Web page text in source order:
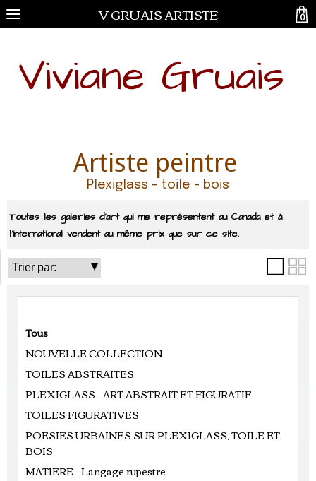
V GRUAIS ARTISTE
Viviane Gruais
Artiste peintre
Plexiglass - toile - bois
Toutes les galeries d'art qui me représentent au Canada et à
l'international vendent au même prix que sur ce site.
Tous
NOUVELLE COLLECTION
TOILES ABSTRAITES
PLEXIGLASS - ART ABSTRAIT ET FIGURATIF
TOILES FIGURATIVES
POESIES URBAINES SUR PLEXIGLASS, TOILE ET
BOIS
MATIERE - Langage rupestre
0